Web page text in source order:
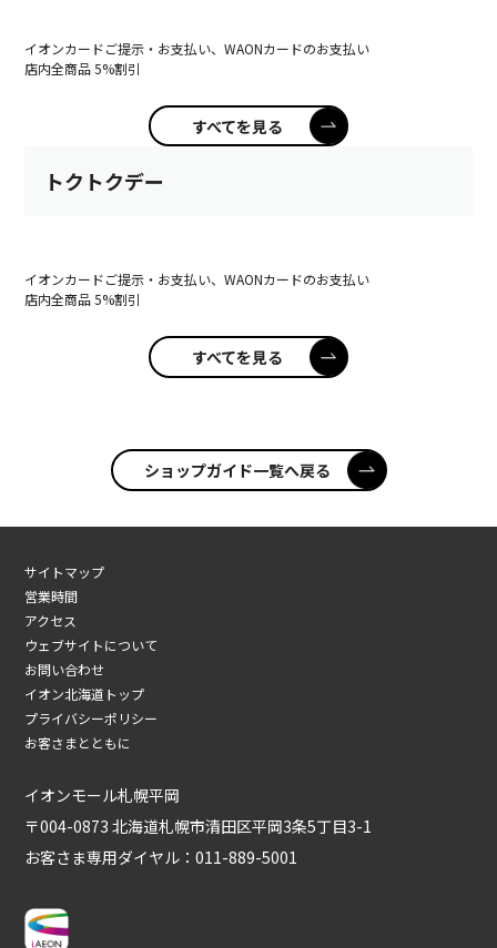
イオンカードご提示・お支払い、WAONカードのお支払い
店内全商品 5%割引
すべてを見る
トクトクデー
イオンカードご提示・お支払い、WAONカードのお支払い
店内全商品 5%割引
すべてを見る
ショップガイド一覧へ戻る
サイトマップ
営業時間
アクセス
ウェブサイトについて
お問い合わせ
イオン北海道トップ
プライバシーポリシー
お客さまとともに
イオンモール札幌平岡
〒004-0873 北海道札幌市清田区平岡3条5丁目3-1
お客さま専用ダイヤル：011-889-5001